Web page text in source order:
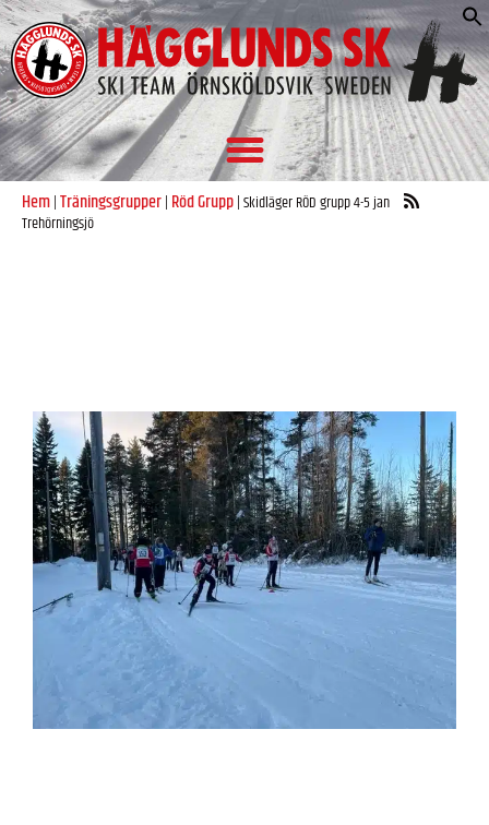
Hem|Träningsgrupper| Röd Grupp|Skidläger RÖD grupp 4-5 jan
Trehörningsjö